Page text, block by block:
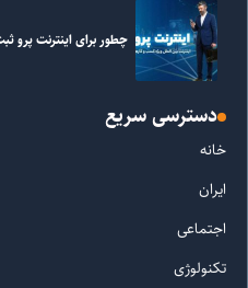
چطور برای اینترنت پرو
دسترسی سریع
خانه
ایران
اجتماعی
تکنولوژی